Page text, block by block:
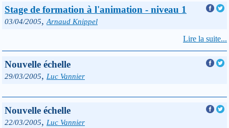
Stage de formation à l'animation - niveau 1
03/04/2005, Arnaud Knippel
Lire la suite...
Nouvelle échelle
29/03/2005, Luc Vannier
Nouvelle échelle
22/03/2005, Luc Vannier